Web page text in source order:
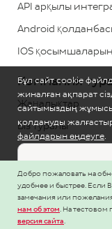
Добро пожаловать на
удобнее и быстрее. Если
замечания или
нам об этом. На тестовом
версия сайта.
байланыс
API арқылы
Android
IOS
Компания
Жаңалықтар
Біз туралы
Деректемелер
Мансап және
Қазақстандағы DPD
компаниясы жұмыс
Бұл сайт cookie
жиналған ақпарат
сайтымыздың
қолдануды
файлдарын өңдеуге.